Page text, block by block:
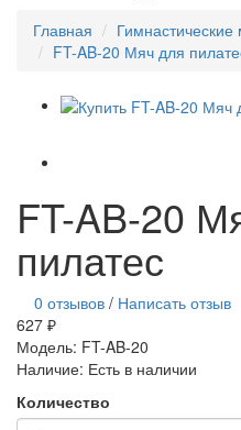
Главная
FT-AB-20 Мяч для
FT-AB-20
пилатес
0 отзывов / Написать отзыв
627 ₽
Модель: FT-AB-20
Наличие: Есть в наличии
Количество